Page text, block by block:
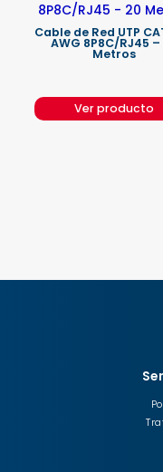
Cable de Red UTP
AWG 8P8C/RJ45 –
Metros
Ver producto